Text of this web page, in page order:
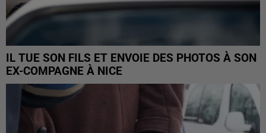
IL TUE SON FILS ET ENVOIE DES PHOTOS À SON
EX-COMPAGNE À NICE